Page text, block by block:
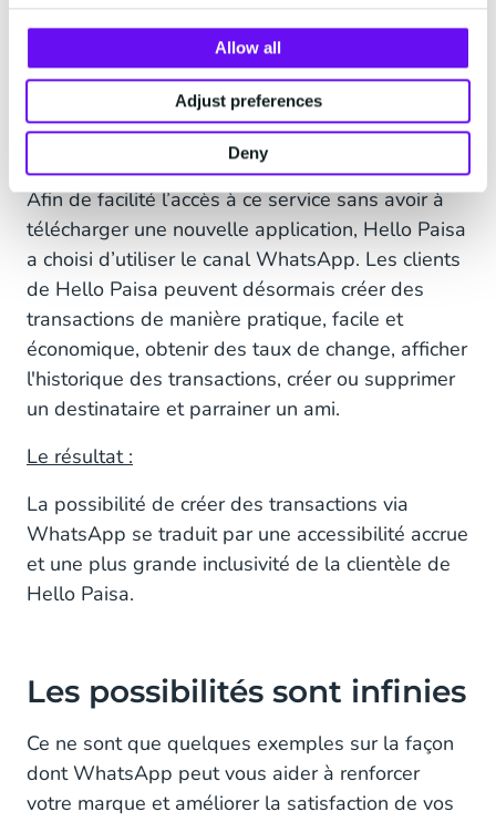
Allow all
Adjust preferences
Deny
dans les pays du monde entier. Avec
l'application Hello Paisa, tout ce dont vous avez
besoin est un compte actif et votre téléphone
mobile pour créer facilement une transaction et
envoyer de l'argent instantanément.
Afin de facilité l’accès à ce service sans avoir à
télécharger une nouvelle application, Hello Paisa
a choisi d’utiliser le canal WhatsApp. Les clients
de Hello Paisa peuvent désormais créer des
transactions de manière pratique, facile et
économique, obtenir des taux de change, afficher
l'historique des transactions, créer ou supprimer
un destinataire et parrainer un ami.
Le résultat :
La possibilité de créer des transactions via
WhatsApp se traduit par une accessibilité accrue
et une plus grande inclusivité de la clientèle de
Hello Paisa.
Les possibilités sont infinies
Ce ne sont que quelques exemples sur la façon
dont WhatsApp peut vous aider à renforcer
votre marque et améliorer la satisfaction de vos